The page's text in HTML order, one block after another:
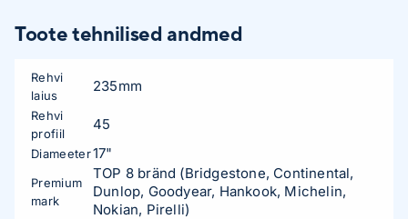
Toote tehnilised andmed
Rehvi
laius
235mm
Rehvi
profiil
45
Diameeter17"
Premium
mark
TOP 8 bränd (Bridgestone, Continental,
Dunlop, Goodyear, Hankook, Michelin,
Nokian, Pirelli)